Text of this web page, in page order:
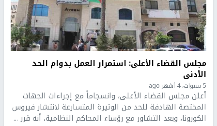
مجلس القضاء الأعلى: استمرار العمل بدوام الحد
الأدنى
5 سنوات، 4 أشهر ago
أعلن مجلس القضاء الأعلى، وانسجاماً مع إجراءات الجهات
المختصة الهادفة للحد من الوتيرة المتسارعة لانتشار فيروس
الكورونا، وبعد التشاور مع رؤساء المحاكم النظامية، أنه قرر ...